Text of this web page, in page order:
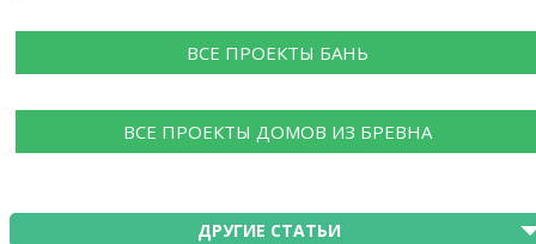
ВСЕ ПРОЕКТЫ БАНЬ
ВСЕ ПРОЕКТЫ ДОМОВ ИЗ БРЕВНА
ДРУГИЕ СТАТЬИ